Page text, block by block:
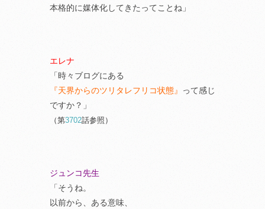
本格的に媒体化してきたってことね」
エレナ
「時々ブログにある
『天界からのツリタレフリコ状態』
って感じ
ですか？」
（第3702話参照）
ジュンコ先生
「そうね。
以前から、ある意味、